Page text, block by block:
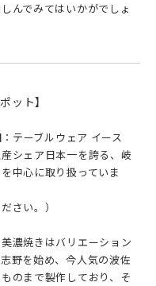
んでみてはいかがでしょ
ット】
テーブルウェア イース
シェア日本一を誇る、岐
中心に取り扱っていま
さい。）
濃焼きはバリエーション
野を始め、今人気の波佐
のまで製作しており、そ